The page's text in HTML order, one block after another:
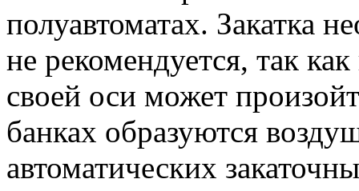
полуавтоматах. Закатка
не рекомендуется, так
своей оси может
банках образуются
автоматических